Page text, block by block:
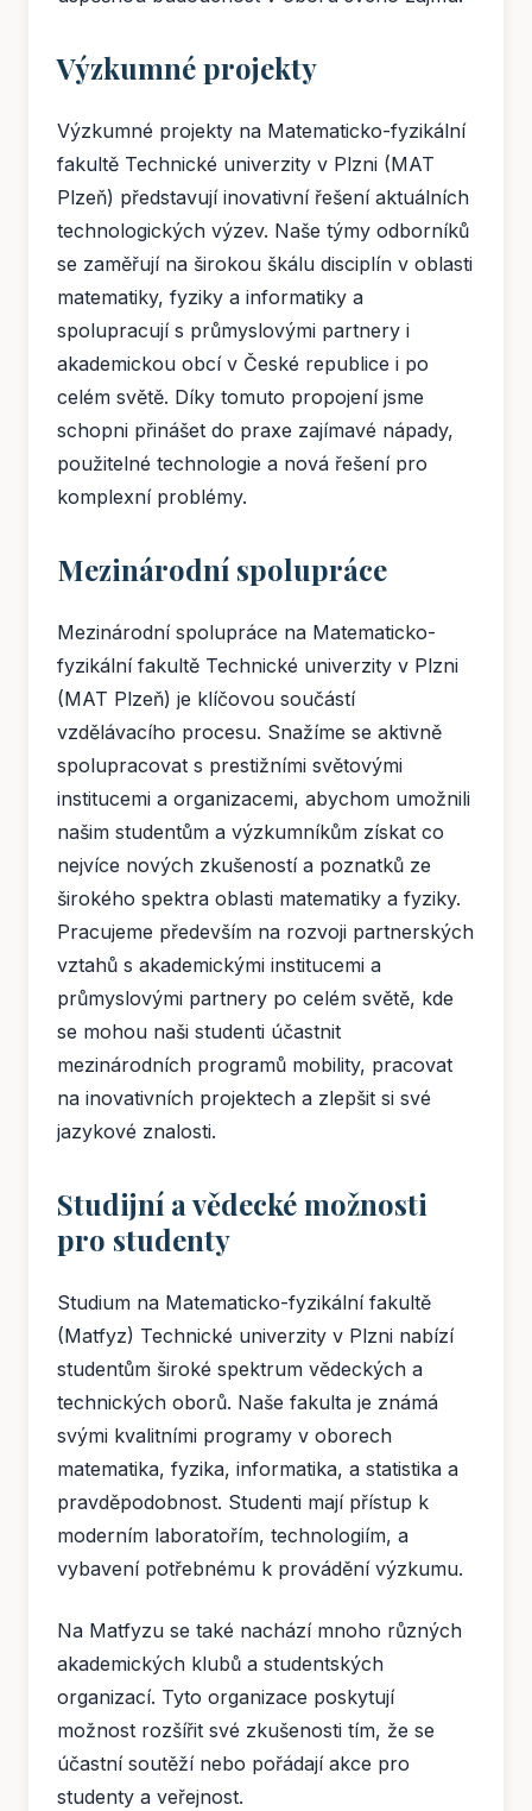
Výzkumné projekty
Výzkumné projekty na Matematicko-fyzikální
fakultě Technické univerzity v Plzni (MAT
Plzeň) představují inovativní řešení aktuálních
technologických výzev. Naše týmy odborníků
se zaměřují na širokou škálu disciplín v oblasti
matematiky, fyziky a informatiky a
spolupracují s průmyslovými partnery i
akademickou obcí v České republice i po
celém světě. Díky tomuto propojení jsme
schopni přinášet do praxe zajímavé nápady,
použitelné technologie a nová řešení pro
komplexní problémy.
Mezinárodní spolupráce
Mezinárodní spolupráce na Matematicko-
fyzikální fakultě Technické univerzity v Plzni
(MAT Plzeň) je klíčovou součástí
vzdělávacího procesu. Snažíme se aktivně
spolupracovat s prestižními světovými
institucemi a organizacemi, abychom umožnili
našim studentům a výzkumníkům získat co
nejvíce nových zkušeností a poznatků ze
širokého spektra oblasti matematiky a fyziky.
Pracujeme především na rozvoji partnerských
vztahů s akademickými institucemi a
průmyslovými partnery po celém světě, kde
se mohou naši studenti účastnit
mezinárodních programů mobility, pracovat
na inovativních projektech a zlepšit si své
jazykové znalosti.
Studijní a vědecké možnosti
pro studenty
Studium na Matematicko-fyzikální fakultě
(Matfyz) Technické univerzity v Plzni nabízí
studentům široké spektrum vědeckých a
technických oborů. Naše fakulta je známá
svými kvalitními programy v oborech
matematika, fyzika, informatika, a statistika a
pravděpodobnost. Studenti mají přístup k
moderním laboratořím, technologiím, a
vybavení potřebnému k provádění výzkumu.
Na Matfyzu se také nachází mnoho různých
akademických klubů a studentských
organizací. Tyto organizace poskytují
možnost rozšířit své zkušenosti tím, že se
účastní soutěží nebo pořádají akce pro
studenty a veřejnost.